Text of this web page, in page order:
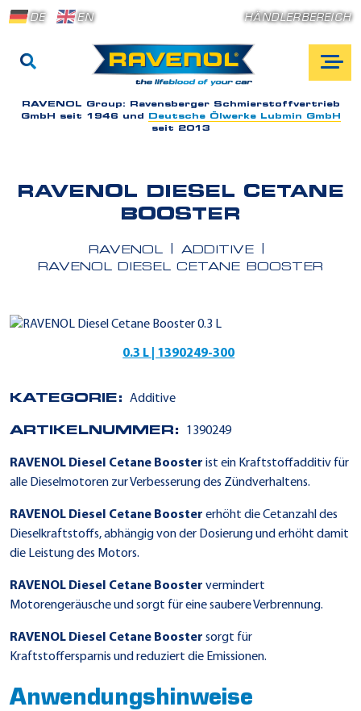
DE EN HÄNDLERBEREICH
RAVENOL Group: Ravensberger Schmierstoffvertrieb
GmbH seit 1946 und
Deutsche Ölwerke Lubmin GmbH
seit 2013
RAVENOL DIESEL CETANE
BOOSTER
RAVENOL
ADDITIVE
RAVENOL DIESEL CETANE BOOSTER
0.3 L | 1390249-300
KATEGORIE: Additive
ARTIKELNUMMER: 1390249
RAVENOL Diesel Cetane Booster ist ein Kraftstoffadditiv für
alle Dieselmotoren zur Verbesserung des Zündverhaltens.
RAVENOL Diesel Cetane Booster erhöht die Cetanzahl des
Dieselkraftstoffs, abhängig von der Dosierung und erhöht damit
die Leistung des Motors.
RAVENOL Diesel Cetane Booster vermindert
Motorengeräusche und sorgt für eine saubere Verbrennung.
RAVENOL Diesel Cetane Booster sorgt für
Kraftstoffersparnis und reduziert die Emissionen.
Anwendungshinweise